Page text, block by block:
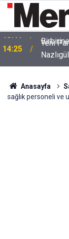
14:25
Yeni
Anasayfa
sağlık personeli ve